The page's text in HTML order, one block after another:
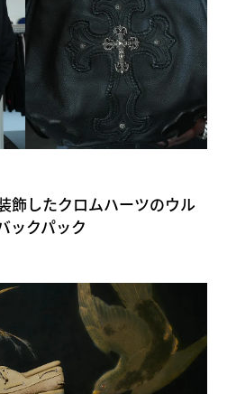
飾したクロムハーツのウル
ックパック